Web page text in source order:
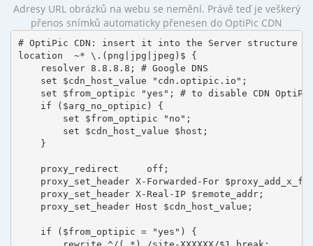
Adresy URL obrázků na webu se nemění. Právě teď je veškerý
přenos snímků automaticky přenesen do OptiPic CDN
# OptiPic CDN: insert it into the Server structure
location  ~* \.(png|jpg|jpeg)$ {
    resolver 8.8.8.8; # Google DNS
    set $cdn_host_value "cdn.optipic.io";
set $from_optipic "yes"; # to disable CDN
    if ($arg_no_optipic) {
        set $from_optipic "no";
        set $cdn_host_value $host;
    }
    proxy_redirect     off;
proxy_set_header X-Forwarded-For
    proxy_set_header X-Real-IP $remote_addr;
    proxy_set_header Host $cdn_host_value;
    if ($from_optipic = "yes") {